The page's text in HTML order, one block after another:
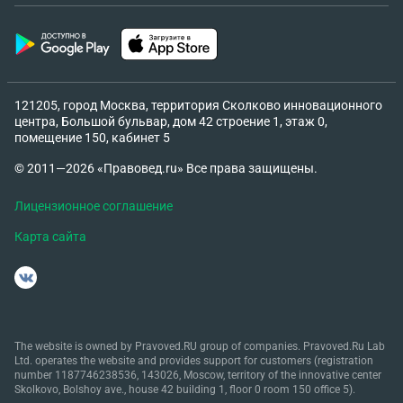
платформа мошенников , то они удаляют
переписки, блокируют и делают так,чтобы не
было возможности зайти в приложение. До сих
пор есть все доступы, все переписки с
менеджерами сделала. Видео с платформы со
всеми уведомлениями тоже сделала.
121205, город Москва, территория Сколково инновационного
центра, Большой бульвар, дом 42 строение 1, этаж 0,
помещение 150, кабинет 5
© 2011—2026 «Правовед.ru» Все права защищены.
Лицензионное соглашение
Карта сайта
The website is owned by Pravoved.RU group of companies. Pravoved.Ru Lab
Ltd. operates the website and provides support for customers (registration
number 1187746238536, 143026, Moscow, territory of the innovative center
Skolkovo, Bolshoy ave., house 42 building 1, floor 0 room 150 office 5).